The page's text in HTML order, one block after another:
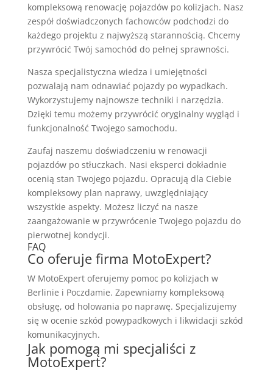
kompleksową renowację pojazdów po kolizjach. Nasz
zespół doświadczonych fachowców podchodzi do
każdego projektu z najwyższą starannością. Chcemy
przywrócić Twój samochód do pełnej sprawności.
Nasza specjalistyczna wiedza i umiejętności
pozwalają nam odnawiać pojazdy po wypadkach.
Wykorzystujemy najnowsze techniki i narzędzia.
Dzięki temu możemy przywrócić oryginalny wygląd i
funkcjonalność Twojego samochodu.
Zaufaj naszemu doświadczeniu w renowacji
pojazdów po stłuczkach. Nasi eksperci dokładnie
ocenią stan Twojego pojazdu. Opracują dla Ciebie
kompleksowy plan naprawy, uwzględniający
wszystkie aspekty. Możesz liczyć na nasze
zaangażowanie w przywrócenie Twojego pojazdu do
pierwotnej kondycji.
FAQ
Co oferuje firma MotoExpert?
W MotoExpert oferujemy pomoc po kolizjach w
Berlinie i Poczdamie. Zapewniamy kompleksową
obsługę, od holowania po naprawę. Specjalizujemy
się w ocenie szkód powypadkowych i likwidacji szkód
komunikacyjnych.
Jak pomogą mi specjaliści z
MotoExpert?